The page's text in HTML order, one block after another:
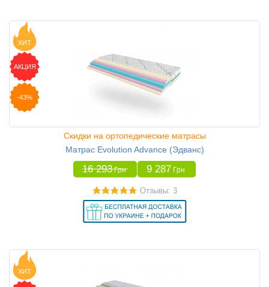
ХИТ
АКЦИЯ
-43%
Скидки на ортопедические матрасы
Матрас Evolution Advance (Эдванс)
16 293 Грн 9 287 Грн
Отзывы: 3
ХИТ